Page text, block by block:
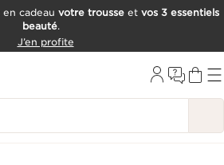
cadeau votre trousseet vos 3 essentiels
beauté.
J’en profite
| -30% sur une